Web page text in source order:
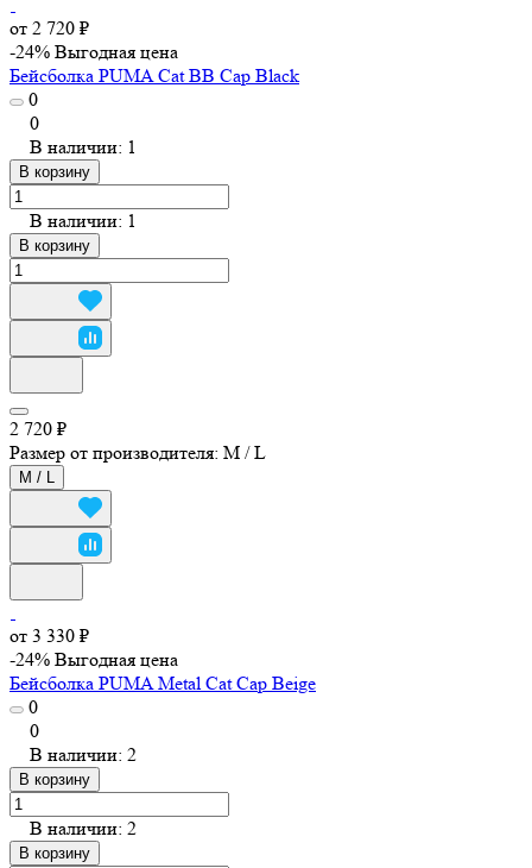
от 2 720 ₽
-24% Выгодная цена
Бейсболка PUMA Cat BB Cap Black
0
0
В наличии: 1
В корзину
В наличии: 1
В корзину
2 720 ₽
Размер от производителя: M / L
M / L
от 3 330 ₽
-24% Выгодная цена
Бейсболка PUMA Metal Cat Cap Beige
0
0
В наличии: 2
В корзину
В наличии: 2
В корзину